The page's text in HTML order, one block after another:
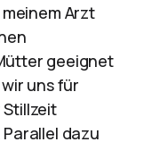
Arzt
geeignet
uns für
dazu